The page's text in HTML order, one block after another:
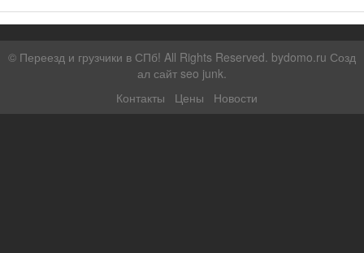
© Переезд и грузчики в СПб! All Rights Reserved. bydomo.ru Созд
ал сайт seo junk.
Контакты
Цены Новости